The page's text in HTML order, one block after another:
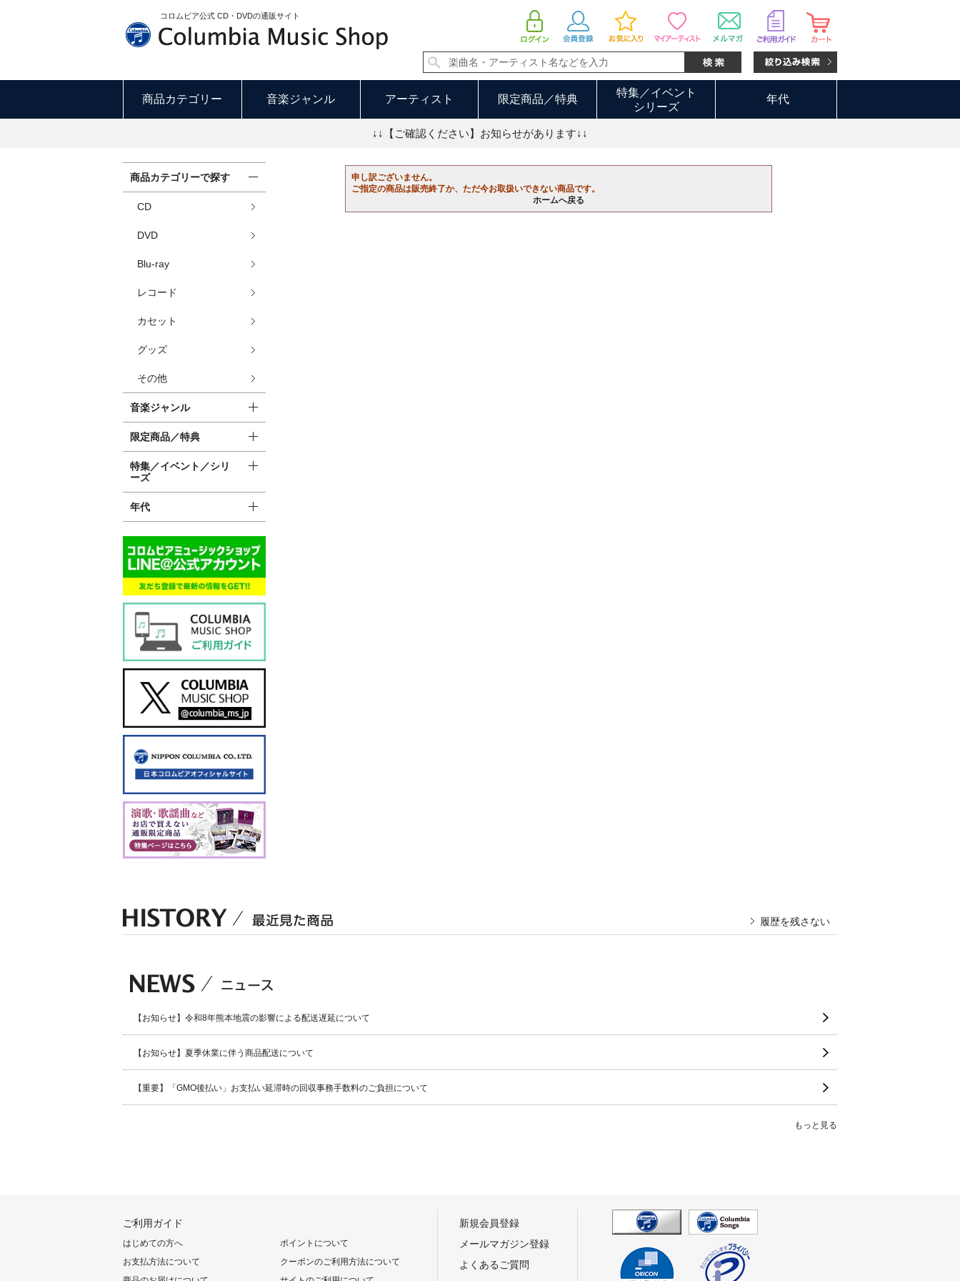
コロムビア公式 CD・DVDの通販サイト
商品カテゴリー 音楽ジャンル アーティスト 限定商品／特典
特集／イベント
シリーズ
年代
↓↓【ご確認ください】お知らせがあります↓↓
申し訳ございません。
ご指定の商品は販売終了か、ただ今お取扱いできない商品です。
ホームへ戻る
商品カテゴリーで探す
CD
DVD
Blu-ray
レコード
カセット
グッズ
その他
音楽ジャンル
限定商品／特典
特集／イベント／シリ
ーズ
年代
履歴を残さない
【お知らせ】令和8年熊本地震の影響による配送遅延について
【お知らせ】夏季休業に伴う商品配送について
【重要】「GMO後払い」お支払い延滞時の回収事務手数料のご負担について
もっと見る
ご利用ガイド
はじめての方へ
お支払方法について
ポイントについて
クーポンのご利用方法について
新規会員登録
メールマガジン登録
よくあるご質問